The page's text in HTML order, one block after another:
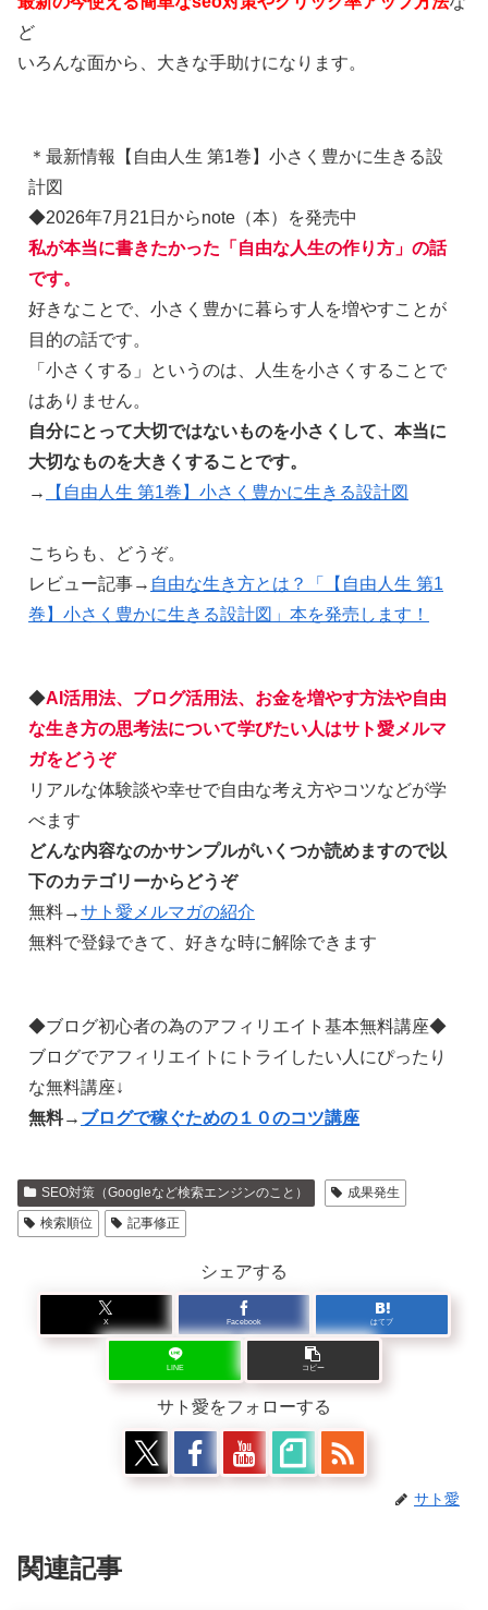
ど
いろんな面から、大きな手助けになります。
＊最新情報【自由人生 第1巻】小さく豊かに生きる設
計図
◆2026年7月21日からnote（本）を発売中
私が本当に書きたかった「自由な人生の作り方」の話
です。
好きなことで、小さく豊かに暮らす人を増やすことが
目的の話です。
「小さくする」というのは、人生を小さくすることで
はありません。
自分にとって大切ではないものを小さくして、本当に
大切なものを大きくすることです。
→
【自由人生 第1巻】小さく豊かに生きる設計図
こちらも、どうぞ。
レビュー記事→ 自由な生き方とは？「【自由人生 第1
巻】小さく豊かに生きる設計図」本を発売します！
◆AI活用法、ブログ活用法、お金を増やす方法や自由
な生き方の思考法について学びたい人はサト愛メルマ
ガをどうぞ
リアルな体験談や幸せで自由な考え方やコツなどが学
べます
どんな内容なのかサンプルがいくつか読めますので以
下のカテゴリーからどうぞ
無料→サト愛メルマガの紹介
無料で登録できて、好きな時に解除できます
◆ブログ初心者の為のアフィリエイト基本無料講座◆
ブログでアフィリエイトにトライしたい人にぴったり
な無料講座↓
無料→ ブログで稼ぐための１０のコツ講座
SEO対策（Googleなど検索エンジンのこと）
成果発生
検索順位
記事修正
シェアする
X Facebook はてブ
LINE コピー
サト愛をフォローする
サト愛
関連記事